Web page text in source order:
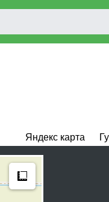
Яндекс карта